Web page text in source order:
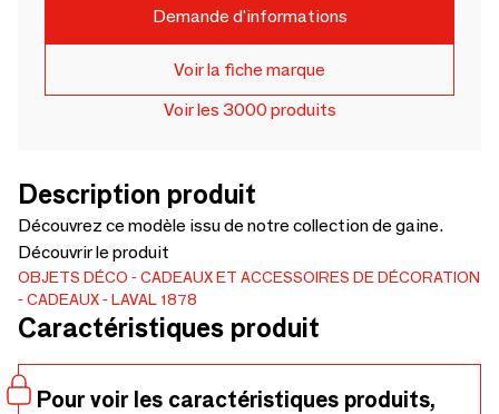
Demande d'informations
Voir la fiche marque
Voir les 3000 produits
Description produit
Découvrez ce modèle issu de notre collection de gaine.
Découvrir le produit
OBJETS DÉCO
CADEAUX ET ACCESSOIRES DE DÉCORATION
CADEAUX
LAVAL 1878
Caractéristiques produit
Pour voir les caractéristiques produits,